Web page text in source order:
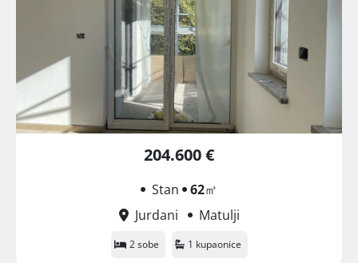
204.600 €
Stan 62㎡
Jurdani
Matulji
2 sobe 1 kupaonice